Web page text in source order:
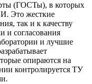
(ГОСТы), в которых
Это жесткие
так и к качеству
и согласования
и лучшие
опираются на
контролируется ТУ